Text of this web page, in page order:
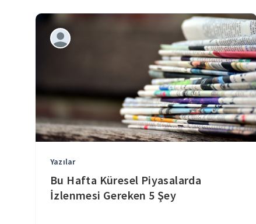
Yazılar
Bu Hafta Küresel Piyasalarda
İzlenmesi Gereken 5 Şey